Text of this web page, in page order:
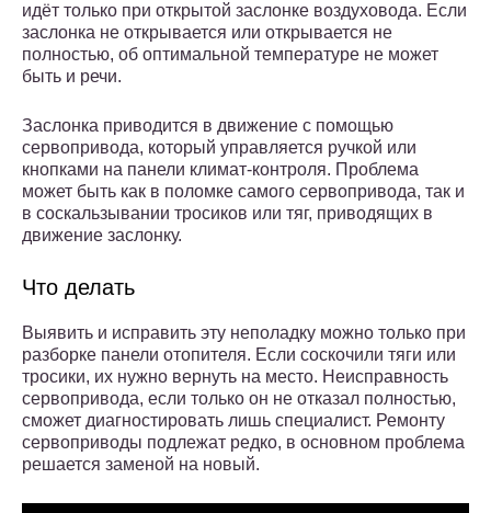
идёт только при открытой заслонке воздуховода. Если
заслонка не открывается или открывается не
полностью, об оптимальной температуре не может
быть и речи.
Заслонка приводится в движение с помощью
сервопривода, который управляется ручкой или
кнопками на панели климат-контроля. Проблема
может быть как в поломке самого сервопривода, так и
в соскальзывании тросиков или тяг, приводящих в
движение заслонку.
Что делать
Выявить и исправить эту неполадку можно только при
разборке панели отопителя. Если соскочили тяги или
тросики, их нужно вернуть на место. Неисправность
сервопривода, если только он не отказал полностью,
сможет диагностировать лишь специалист. Ремонту
сервоприводы подлежат редко, в основном проблема
решается заменой на новый.